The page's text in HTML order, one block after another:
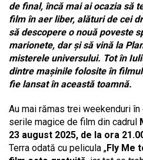
de final, încă mai ai ocazia să
film în aer liber, alături de cei
să descopere o nouă poveste
marionete, dar și să vină la
misterele universului. Tot în
dintre mașinile folosite în filmul
fie lansat în această toamnă.
Au mai rămas trei weekenduri
serile magice de film din cadrul
23 august 2025, de la ora
Terra odată cu pelicula „Fly Me